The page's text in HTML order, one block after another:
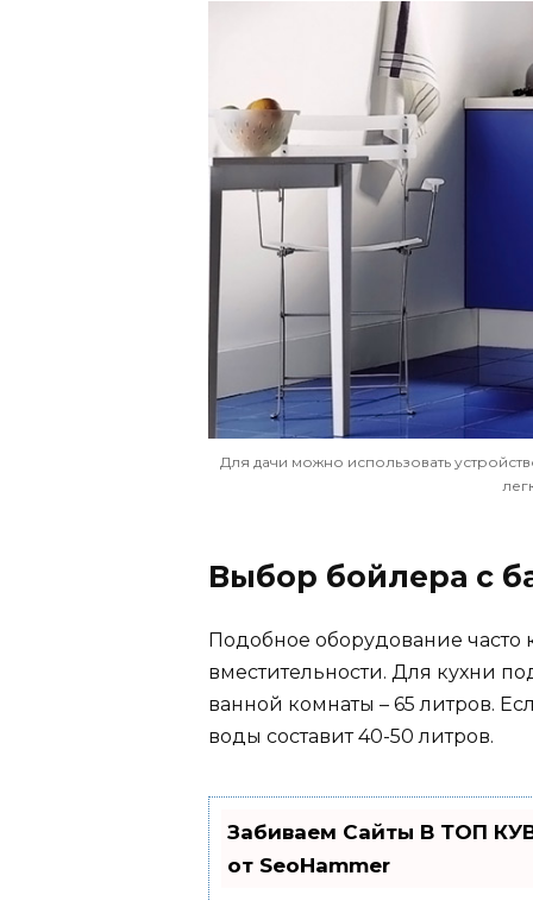
Для дачи можно использовать
Выбор бойлера с
Подобное оборудование часто
вместительности. Для кухни
ванной комнаты – 65 литров.
воды составит 40-50 литров.
Забиваем Сайты В ТОП
от SeoHammer